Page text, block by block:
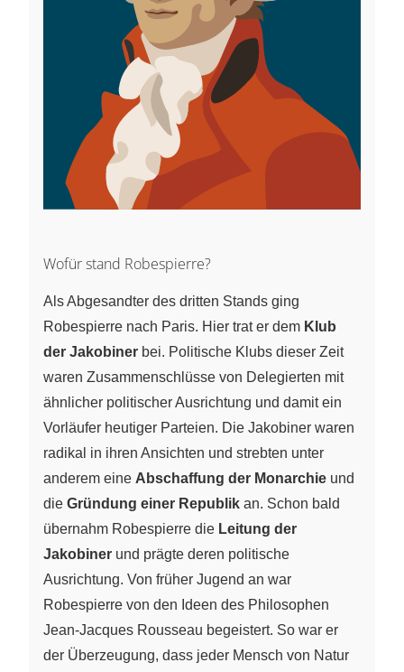
Wofür stand Robespierre?
Als Abgesandter des dritten Stands ging
Robespierre nach Paris. Hier trat er dem Klub
der Jakobiner bei. Politische Klubs dieser Zeit
waren Zusammenschlüsse von Delegierten mit
ähnlicher politischer Ausrichtung und damit ein
Vorläufer heutiger Parteien. Die Jakobiner waren
radikal in ihren Ansichten und strebten unter
anderem eine Abschaffung der Monarchie und
die Gründung einer Republik an. Schon bald
übernahm Robespierre die Leitung der
Jakobiner und prägte deren politische
Ausrichtung. Von früher Jugend an war
Robespierre von den Ideen des Philosophen
Jean-Jacques Rousseau begeistert. So war er
der Überzeugung, dass jeder Mensch von Natur